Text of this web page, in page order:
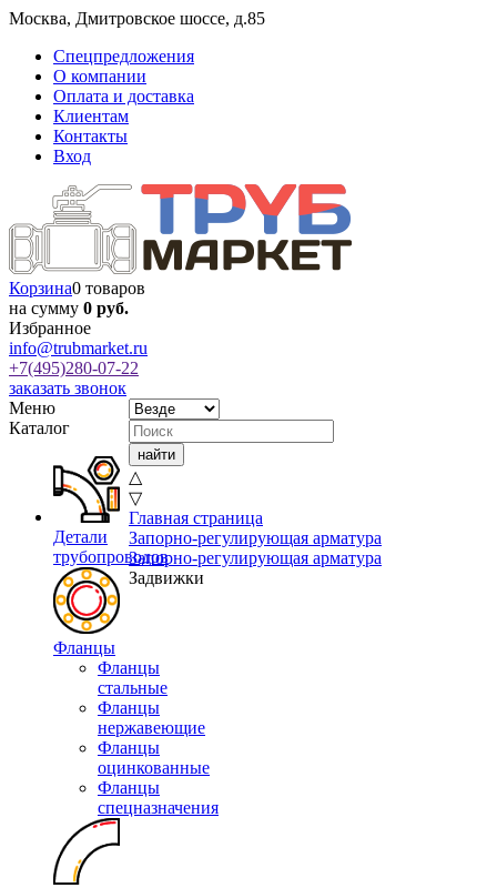
Москва, Дмитровское шоссе, д.85
Спецпредложения
О компании
Оплата и доставка
Клиентам
Контакты
Вход
Корзина0 товаров
на сумму 0 руб.
Избранное
info@trubmarket.ru
+7(495)280-07-22
заказать звонок
Меню
Каталог
Детали
трубопроводов
Фланцы
Фланцы
стальные
Фланцы
нержавеющие
Фланцы
оцинкованные
Фланцы
спецназначения
△
▽
Главная страница
Запорно-регулирующая арматура
Запорно-регулирующая арматура
Задвижки